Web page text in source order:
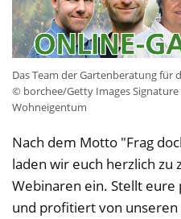
Das Team der Gartenberatung für
© borchee/Getty Images
Wohneigentum
Nach dem Motto "Frag
laden wir euch herzlich
Webinaren ein. Stellt
und profitiert von unseren